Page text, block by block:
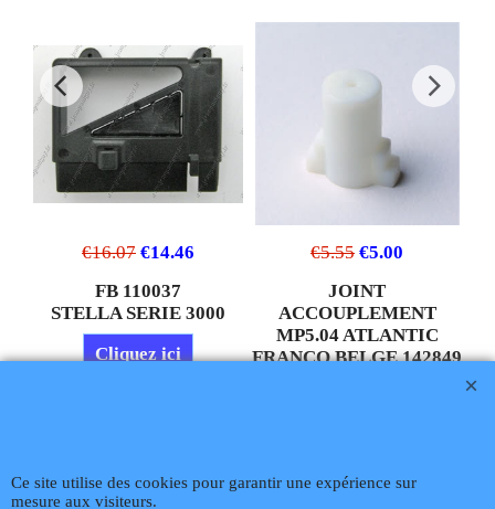
€16.07 €14.46
FB 110037
STELLA SERIE 3000
Cliquez ici
€5.55 €5.00
JOINT
ACCOUPLEMENT
MP5.04 ATLANTIC
FRANCO BELGE 142849
Site
Ce site utilise des cookies pour garantir une expérience sur
mesure aux visiteurs.